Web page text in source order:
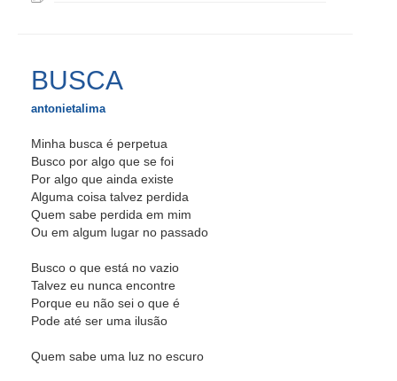
BUSCA
antonietalima
Minha busca é perpetua
Busco por algo que se foi
Por algo que ainda existe
Alguma coisa talvez perdida
Quem sabe perdida em mim
Ou em algum lugar no passado
Busco o que está no vazio
Talvez eu nunca encontre
Porque eu não sei o que é
Pode até ser uma ilusão
Quem sabe uma luz no escuro